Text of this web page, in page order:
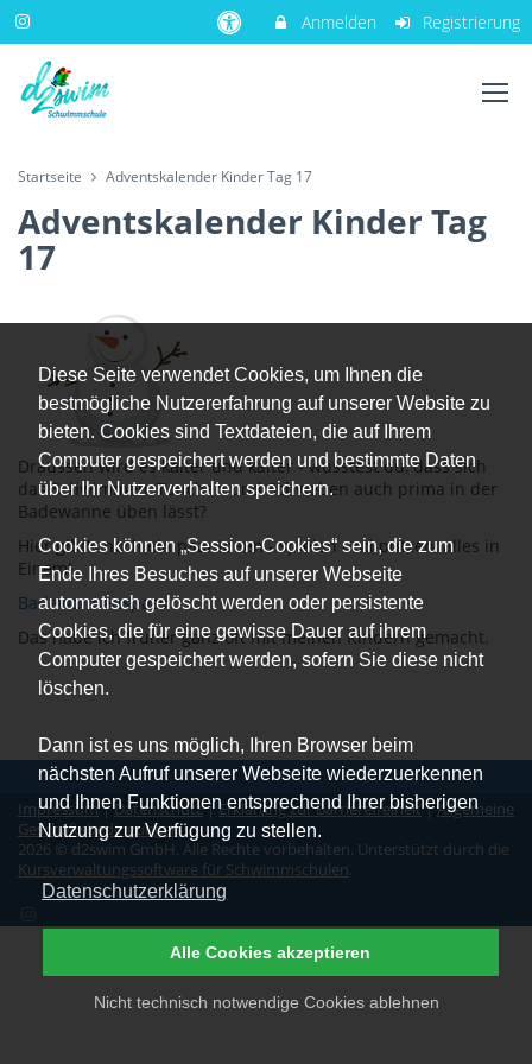
Diese Seite verwendet Cookies, um Ihnen die
bestmögliche Nutzererfahrung auf unserer Website zu
bieten. Cookies sind Textdateien, die auf Ihrem
Computer gespeichert werden und bestimmte Daten
über Ihr Nutzerverhalten speichern.
Cookies können „Session-Cookies“ sein, die zum
Ende Ihres Besuches auf unserer Webseite
automatisch gelöscht werden oder persistente
Cookies, die für eine gewisse Dauer auf ihrem
Computer gespeichert werden, sofern Sie diese nicht
löschen.
Dann ist es uns möglich, Ihren Browser beim
nächsten Aufruf unserer Webseite wiederzuerkennen
und Ihnen Funktionen entsprechend Ihrer bisherigen
Nutzung zur Verfügung zu stellen.
Datenschutzerklärung
Nicht technisch notwendige Cookies ablehnen
Alle Cookies akzeptieren
Anmelden Registrierung
Startseite Adventskalender Kinder Tag 17
Adventskalender Kinder Tag
17
Draussen wird es kälter und kälter - wusstest du, dass sich
das Schwimmen, Tauchen und Schweben auch prima in der
Badewanne üben lässt?
Hier gibt's noch ein paar Ideen - spielen und putzen, alles in
Einem!
Badewannenspass
Das habe ich früher ganz oft mit meinen Kindern gemacht.
Impressum|Datenschutz|Erklärung zur Barrierefreiheit|Allgemeine
Geschäftsbedingungen
2026 © d2swim GmbH. Alle Rechte vorbehalten. Unterstützt durch die
Kursverwaltungssoftware für Schwimmschulen.